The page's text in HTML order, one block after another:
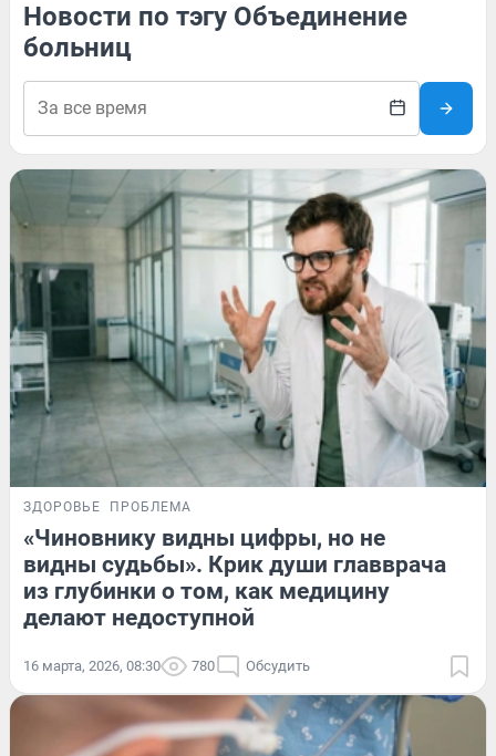
Новости по тэгу Объединение
больниц
ЗДОРОВЬЕ ПРОБЛЕМА
«Чиновнику видны цифры, но не
видны судьбы». Крик души главврача
из глубинки о том, как медицину
делают недоступной
16 марта, 2026, 08:30 780 Обсудить